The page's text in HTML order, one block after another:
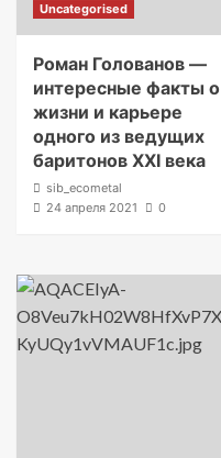
Uncategorised
Роман Голованов —
интересные факты о
жизни и карьере
одного из ведущих
баритонов XXI века
sib_ecometal
24 апреля 2021
0